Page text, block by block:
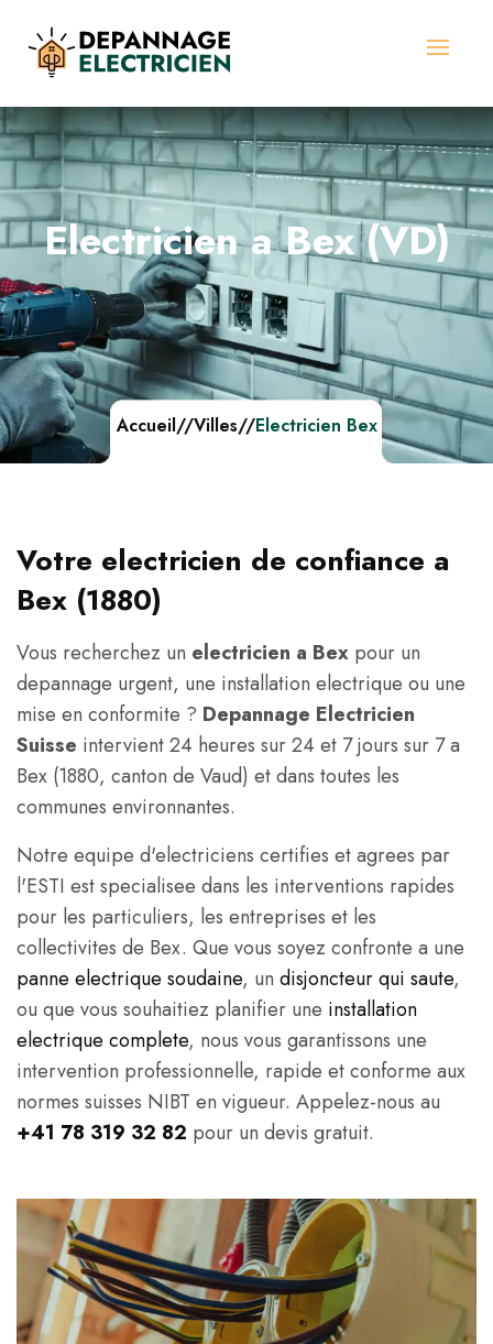
Electricien a Bex (VD)
Accueil//Villes//Electricien Bex
Votre electricien de confiance a
Bex (1880)
Vous recherchez un electricien a Bex pour un
depannage urgent, une installation electrique ou une
mise en conformite ? Depannage Electricien
Suisse intervient 24 heures sur 24 et 7 jours sur 7 a
Bex (1880, canton de Vaud) et dans toutes les
communes environnantes.
Notre equipe d'electriciens certifies et agrees par
l'ESTI est specialisee dans les interventions rapides
pour les particuliers, les entreprises et les
collectivites de Bex. Que vous soyez confronte a une
panne electrique soudaine, un disjoncteur qui saute,
ou que vous souhaitiez planifier une installation
electrique complete, nous vous garantissons une
intervention professionnelle, rapide et conforme aux
normes suisses NIBT en vigueur. Appelez-nous au
+41 78 319 32 82 pour un devis gratuit.